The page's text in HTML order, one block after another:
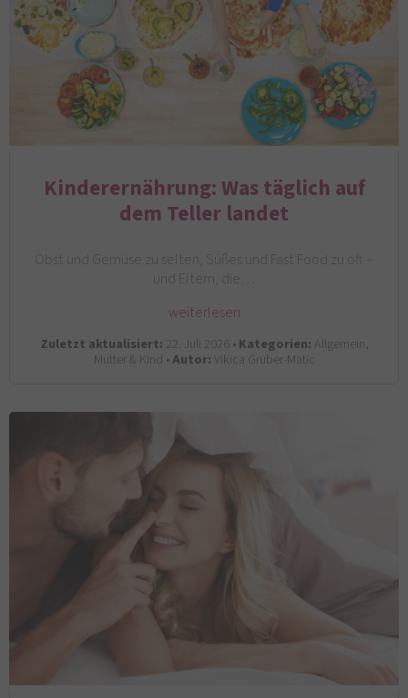
Kinderernährung: Was täglich auf
dem Teller landet
Obst und Gemüse zu selten, Süßes und Fast Food zu oft –
und Eltern, die…
weiterlesen
Zuletzt aktualisiert: 22. Juli 2026 •Kategorien: Allgemein,
Mutter & Kind •Autor:Vikica Gruber-Matic